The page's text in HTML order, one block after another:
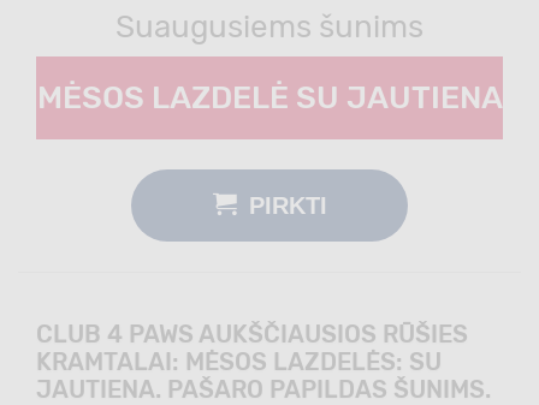
Suaugusiems šunims
MĖSOS LAZDELĖ SU JAUTIENA
PIRKTI
CLUB 4 PAWS AUKŠČIAUSIOS RŪŠIES
KRAMTALAI: MĖSOS LAZDELĖS: SU
JAUTIENA. PAŠARO PAPILDAS ŠUNIMS.